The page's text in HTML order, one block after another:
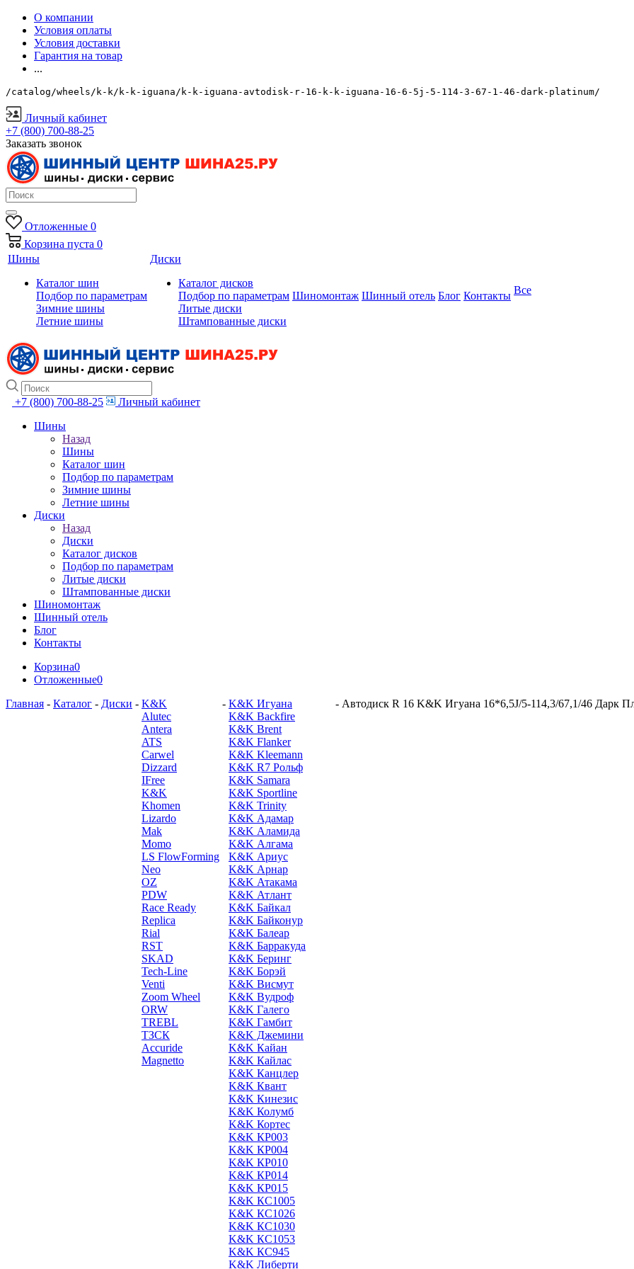
О компании
Условия оплаты
Условия доставки
Гарантия на товар
...
/catalog/wheels/k-k/k-k-iguana/k-k-iguana-avtodisk-r-16-k-k-iguana-16-6-5j-5-114-3-67-1-46-dark-platinum/
Личный кабинет
+7 (800) 700-88-25
Заказать звонок
Отложенные 0
Корзина пуста 0
Шины
Каталог шин
Подбор по параметрам
Зимние шины
Летние шины
Диски
Каталог дисков
Подбор по параметрам
Литые диски
Штампованные диски
Шиномонтаж Шинный отель Блог Контакты Все
+7 (800) 700-88-25
Личный кабинет
Шины
Назад
Шины
Каталог шин
Подбор по параметрам
Зимние шины
Летние шины
Диски
Назад
Диски
Каталог дисков
Подбор по параметрам
Литые диски
Штампованные диски
Шиномонтаж
Шинный отель
Блог
Контакты
Корзина0
Отложенные0
Главная - Каталог - Диски - K&K
Alutec
Antera
ATS
Carwel
Dizzard
IFree
K&K
Khomen
Lizardo
Mak
Momo
LS FlowForming
Neo
OZ
PDW
Race Ready
Replica
Rial
RST
SKAD
Tech-Line
Venti
Zoom Wheel
ORW
TREBL
ТЗСК
Accuride
Magnetto
- K&K Игуана
K&K Backfire
K&K Brent
K&K Flanker
K&K Kleemann
K&K R7 Рольф
K&K Samara
K&K Sportline
K&K Trinity
K&K Адамар
K&K Аламида
K&K Алгама
K&K Ариус
K&K Арнар
K&K Атакама
K&K Атлант
K&K Байкал
K&K Байконур
K&K Балеар
K&K Барракуда
K&K Беринг
K&K Борэй
K&K Висмут
K&K Вудроф
K&K Галего
K&K Гамбит
K&K Джемини
K&K Кайан
K&K Кайлас
K&K Канцлер
K&K Квант
K&K Кинезис
K&K Колумб
K&K Кортес
K&K КР003
K&K КР004
K&K КР010
K&K КР014
K&K КР015
K&K КС1005
K&K КС1026
K&K КС1030
K&K КС1053
K&K КС945
K&K Либерти
- Автодиск R 16 K&K Игуана 16*6,5J/5-114,3/67,1/46 Дарк